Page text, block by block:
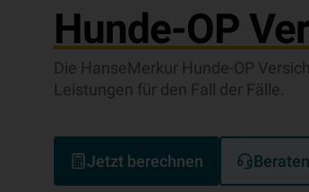
Hunde-OP
Die HanseMerkur Hunde-OP
Leistungen für den Fall der Fälle.
Jetzt berechnen